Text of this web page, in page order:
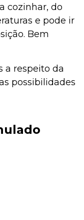
cozinhar, do
e pode ir
Bem
a respeito da
possibilidades